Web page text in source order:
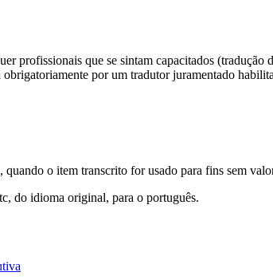
profissionais que se sintam capacitados
por um tradutor juramentado
o item transcrito for usado para fins sem
do idioma original, para o português.